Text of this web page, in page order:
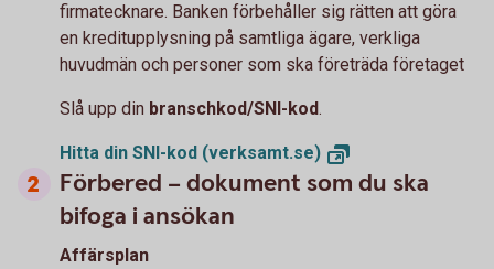
firmatecknare. Banken förbehåller sig rätten att göra
en kreditupplysning på samtliga ägare, verkliga
huvudmän och personer som ska företräda företaget
Slå upp din branschkod/SNI-kod.
Hitta din SNI-kod (verksamt.se)
Förbered – dokument som du ska
bifoga i ansökan
Affärsplan